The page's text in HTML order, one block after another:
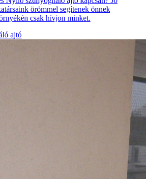
örömmel segítenek önnek
csak hívjon minket.
ajtó